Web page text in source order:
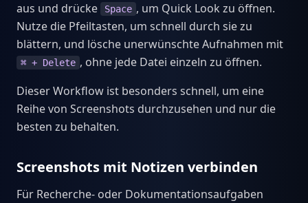
aus und drücke
Space , um Quick Look zu öffnen.
Nutze die Pfeiltasten, um schnell durch sie zu
blättern, und lösche unerwünschte Aufnahmen mit
⌘ + Delete , ohne jede Datei einzeln zu öffnen.
Dieser Workflow ist besonders schnell, um eine
Reihe von Screenshots durchzusehen und nur die
besten zu behalten.
Screenshots mit Notizen verbinden
Für Recherche- oder Dokumentationsaufgaben